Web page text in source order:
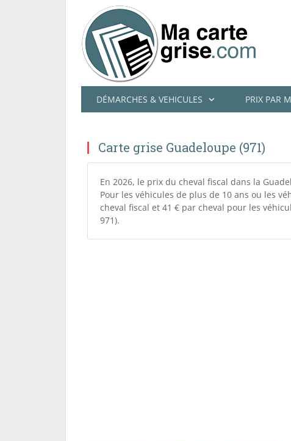
DÉMARCHES & VEHICULES PRIX PAR
Carte grise Guadeloupe (971)
En 2026, le prix du cheval fiscal dans la
Pour les véhicules de plus de 10 ans ou les
cheval fiscal et 41 € par cheval pour les
971).